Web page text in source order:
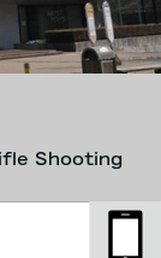
Shooting